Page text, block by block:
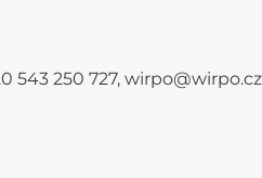
543 250 727,